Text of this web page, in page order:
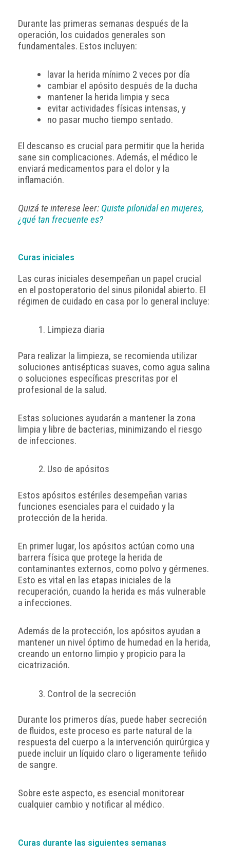
Durante las primeras semanas después de la
operación, los cuidados generales son
fundamentales. Estos incluyen:
lavar la herida mínimo 2 veces por día
cambiar el apósito después de la ducha
mantener la herida limpia y seca
evitar actividades físicas intensas, y
no pasar mucho tiempo sentado.
El descanso es crucial para permitir que la herida
sane sin complicaciones. Además, el médico le
enviará medicamentos para el dolor y la
inflamación.
Quizá te interese leer: Quiste pilonidal en mujeres,
¿qué tan frecuente es?
Curas iniciales
Las curas iniciales desempeñan un papel crucial
en el postoperatorio del sinus pilonidal abierto. El
régimen de cuidado en casa por lo general incluye:
Limpieza diaria
Para realizar la limpieza, se recomienda utilizar
soluciones antisépticas suaves, como agua salina
o soluciones específicas prescritas por el
profesional de la salud.
Estas soluciones ayudarán a mantener la zona
limpia y libre de bacterias, minimizando el riesgo
de infecciones.
Uso de apósitos
Estos apósitos estériles desempeñan varias
funciones esenciales para el cuidado y la
protección de la herida.
En primer lugar, los apósitos actúan como una
barrera física que protege la herida de
contaminantes externos, como polvo y gérmenes.
Esto es vital en las etapas iniciales de la
recuperación, cuando la herida es más vulnerable
a infecciones.
Además de la protección, los apósitos ayudan a
mantener un nivel óptimo de humedad en la herida,
creando un entorno limpio y propicio para la
cicatrización.
Control de la secreción
Durante los primeros días, puede haber secreción
de fluidos, este proceso es parte natural de la
respuesta del cuerpo a la intervención quirúrgica y
puede incluir un líquido claro o ligeramente teñido
de sangre.
Sobre este aspecto, es esencial monitorear
cualquier cambio y notificar al médico.
Curas durante las siguientes semanas​